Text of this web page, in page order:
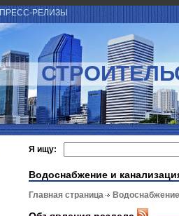
ПРЕСС-РЕЛИЗЫ
Я ищу:
Водоснабжение и
Главная страница